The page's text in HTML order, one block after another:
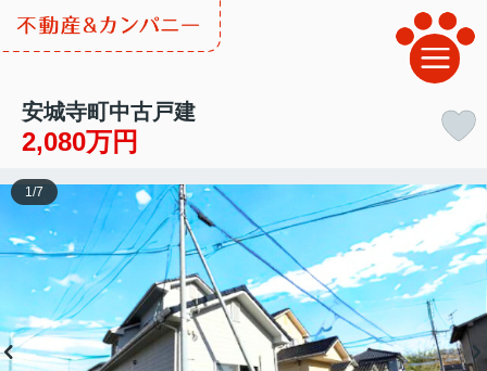
安城寺町中古戸建
2,080万円
1 /7